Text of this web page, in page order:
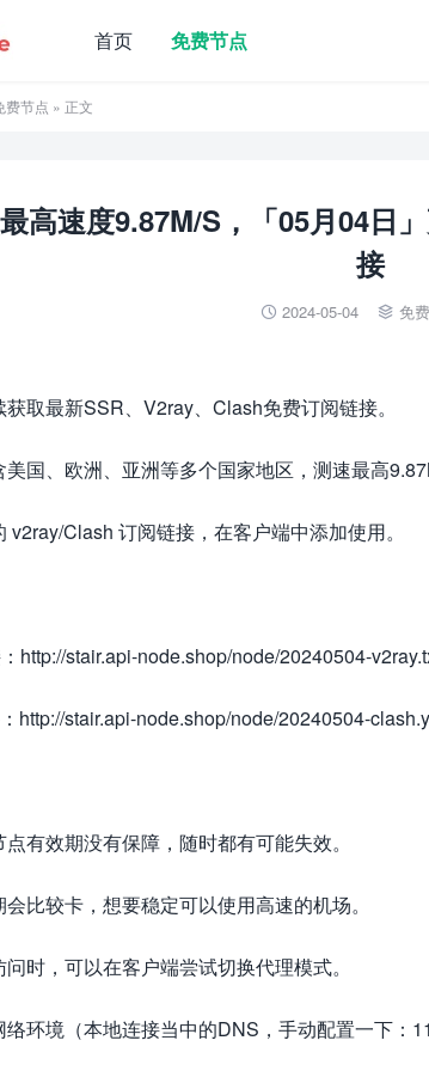
首页 免费节点
费节点 » 正文
高速度9.87M/S，「05月04日
接
 2024-05-04  免
取最新SSR、V2ray、Clash免费订阅链接。
国、欧洲、亚洲等多个国家地区，测速最高
v2ray/Clash 订阅链接，在客户端中添加使用。
http://stair.api-node.shop/node/20240504-
http://stair.api-node.shop/node/20240504-
有效期没有保障，随时都有可能失效。
比较卡，想要稳定可以使用高速的机场。
时，可以在客户端尝试切换代理模式。
环境（本地连接当中的DNS，手动配置一下：